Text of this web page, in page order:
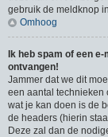
gebruik de meldknop
Omhoog
Ik heb spam of een
ontvangen!
Jammer dat we dit
een aantal technieken
wat je kan doen is de
de headers (hierin
Deze zal dan de